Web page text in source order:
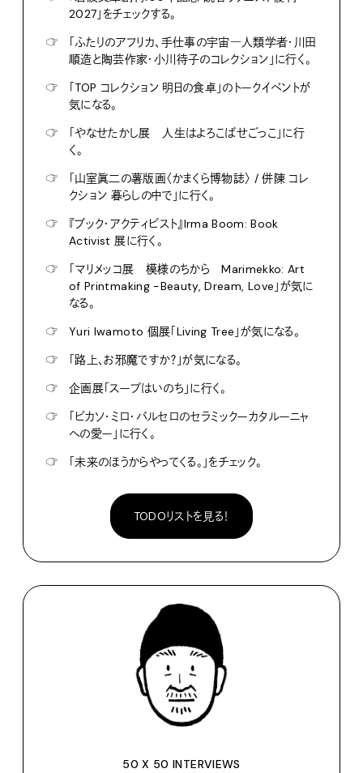
2027」をチェックする。
☞
「ふたりのアフリカ、手仕事の宇宙―人類学者・川田
順造と陶芸作家・小川待子のコレクション」に行く。
☞
「TOP コレクション 明日の食卓」のトークイベントが
気になる。
☞
「やなせたかし展 人生はよろこばせごっこ」に行
く。
☞
「山室眞二の薯版画〈かまくら博物誌〉 / 併陳 コレ
クション 暮らしの中で」に行く。
☞
『ブック・アクティビスト』Irma Boom: Book
Activist 展に行く。
☞
「マリメッコ展 模様のちから Marimekko: Art
of Printmaking -Beauty, Dream, Love」が気に
なる。
☞
Yuri Iwamoto 個展「Living Tree」が気になる。
☞
「路上、お邪魔ですか？」が気になる。
☞
企画展「スープはいのち」に行く。
☞
「ピカソ・ミロ・バルセロのセラミックーカタルーニャ
への愛ー」に行く。
☞
「未来のほうからやってくる。」をチェック。
TODOリストを見る！
50 X 50 INTERVIEWS